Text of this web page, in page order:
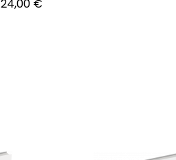
24,00 €